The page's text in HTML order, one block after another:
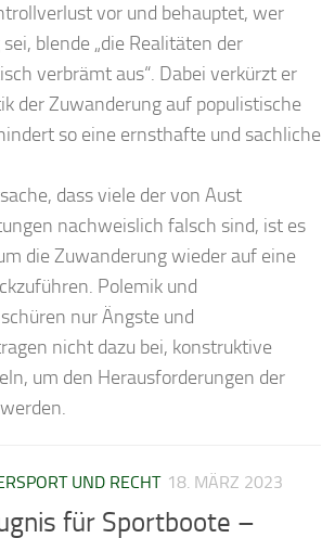
vor und behauptet, wer
blende „die Realitäten der
verbrämt aus“. Dabei verkürzt er
der Zuwanderung auf populistische
so eine ernsthafte und sachliche
dass viele der von Aust
nachweislich falsch sind, ist es
die Zuwanderung wieder auf eine
Polemik und
nur Ängste und
nicht dazu bei, konstruktive
um den Herausforderungen der
UND RECHT 18. MÄRZ 2023
für Sportboote –